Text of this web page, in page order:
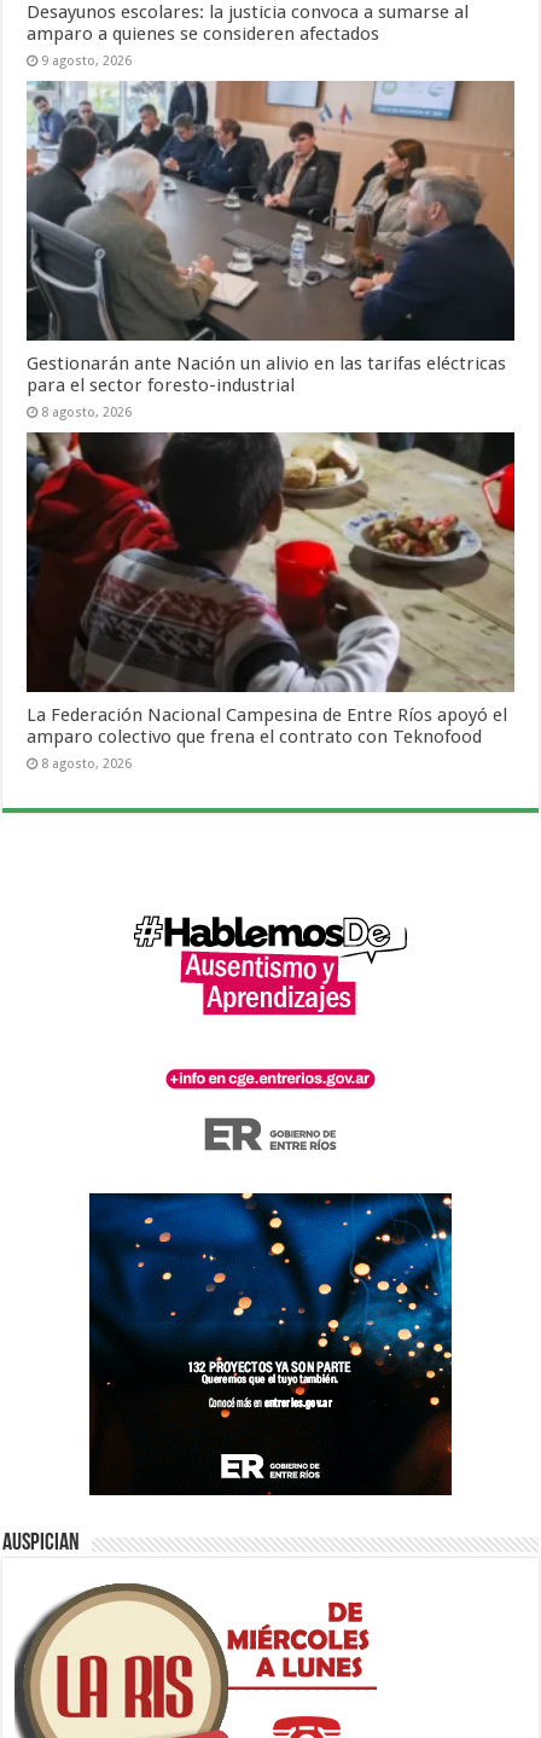
Desayunos escolares: la justicia convoca a sumarse al
amparo a quienes se consideren afectados
9 agosto, 2026
Gestionarán ante Nación un alivio en las tarifas eléctricas
para el sector foresto-industrial
8 agosto, 2026
La Federación Nacional Campesina de Entre Ríos apoyó el
amparo colectivo que frena el contrato con Teknofood
8 agosto, 2026
Auspician